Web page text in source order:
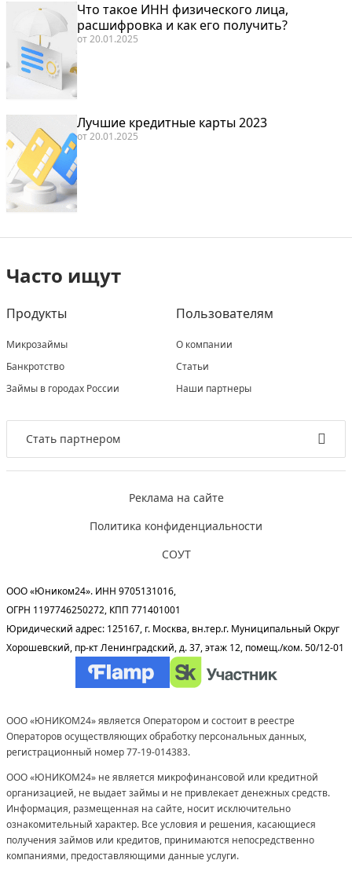
Что такое ИНН физического лица,
расшифровка и как его получить?
от20.01.2025
Лучшие кредитные карты 2023
от20.01.2025
Часто ищут
Продукты
Микрозаймы
Банкротство
Займы в городах России
Пользователям
О компании
Статьи
Наши партнеры
Стать партнером
Реклама на сайте
Политика конфиденциальности
СОУТ
ООО «Юником24». ИНН 9705131016,
ОГРН 1197746250272, КПП 771401001
Юридический адрес: 125167, г. Москва, вн.тер.г. Муниципальный Округ
Хорошевский, пр-кт Ленинградский, д. 37, этаж 12, помещ./ком. 50/12-01
ООО «ЮНИКОМ24» является Оператором и состоит в реестре
Операторов осуществляющих обработку персональных данных,
регистрационный номер 77-19-014383.
ООО «ЮНИКОМ24» не является микрофинансовой или кредитной
организацией, не выдает займы и не привлекает денежных средств.
Информация, размещенная на сайте, носит исключительно
ознакомительный характер. Все условия и решения, касающиеся
получения займов или кредитов, принимаются непосредственно
компаниями, предоставляющими данные услуги.